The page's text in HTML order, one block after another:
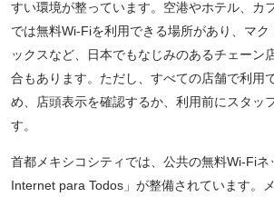
すい環境が整っています。空港やホテル、カ
では無料Wi-Fiを利用できる場所があり、マ
ックスなど、日本でもなじみのあるチェーン
合もあります。ただし、すべての店舗で利用
め、店頭表示を確認するか、利用前にスタッ
す。
首都メキシコシティでは、公共の無料Wi-Fiネ
Internet para Todos」が整備されています。